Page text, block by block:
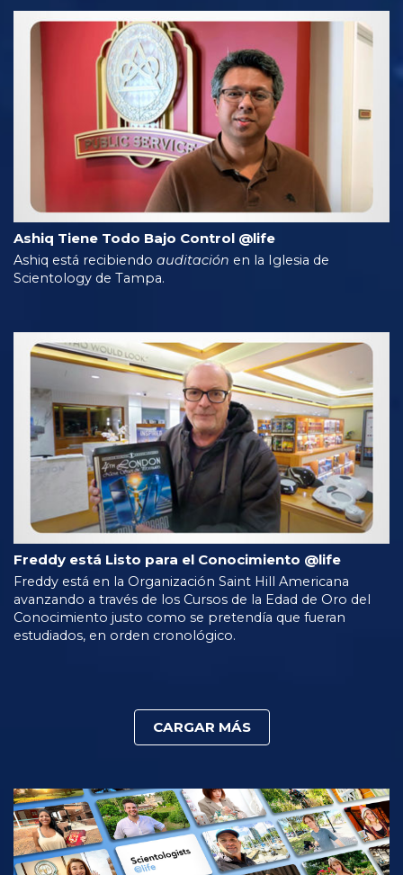
Ashiq Tiene Todo Bajo Control @life
Ashiq está recibiendo auditación en la Iglesia de
Scientology de Tampa.
Freddy está Listo para el Conocimiento @life
Freddy está en la Organización Saint Hill Americana
avanzando a través de los Cursos de la Edad de Oro del
Conocimiento justo como se pretendía que fueran
estudiados, en orden cronológico.
CARGAR MÁS